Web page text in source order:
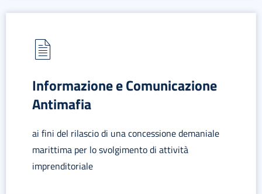
Informazione e Comunicazione
Antimafia
ai fini del rilascio di una concessione demaniale
marittima per lo svolgimento di attività
imprenditoriale